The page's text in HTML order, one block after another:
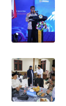
WN
KALTARA
KALSEL
WN
KALTIM